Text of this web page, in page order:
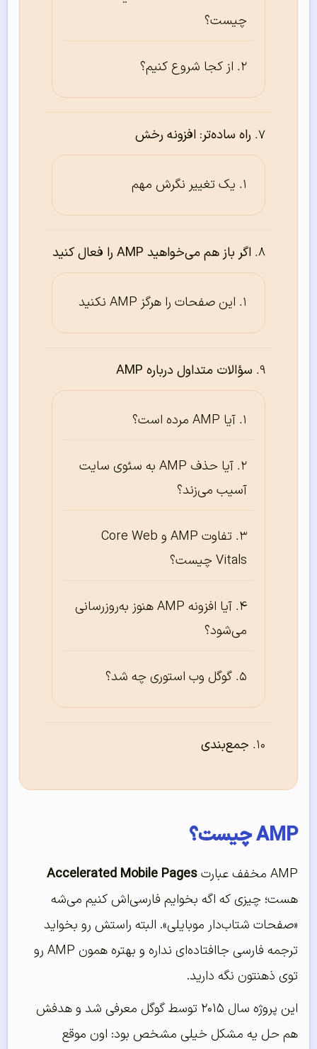
چیست؟
از کجا شروع کنیم؟
راه ساده‌تر: افزونه رخش
یک تغییر نگرش مهم
اگر باز هم می‌خواهید AMP را فعال کنید
این صفحات را هرگز AMP نکنید
سؤالات متداول درباره AMP
آیا AMP مرده است؟
آیا حذف AMP به سئوی سایت
آسیب می‌زند؟
تفاوت AMP و Core Web
Vitals چیست؟
آیا افزونه AMP هنوز به‌روزرسانی
می‌شود؟
گوگل وب استوری چه شد؟
جمع‌بندی
AMP چیست؟
AMP مخفف عبارت
Accelerated Mobile Pages
هست؛ چیزی که اگه بخوایم فارسی‌اش کنیم می‌شه
«صفحات شتاب‌دار موبایلی». البته راستش رو بخواید
ترجمه فارسی جاافتاده‌ای نداره و بهتره همون AMP رو
توی ذهنتون نگه دارید.
این پروژه سال ۲۰۱۵ توسط گوگل معرفی شد و هدفش
هم حل یه مشکل خیلی مشخص بود: اون موقع